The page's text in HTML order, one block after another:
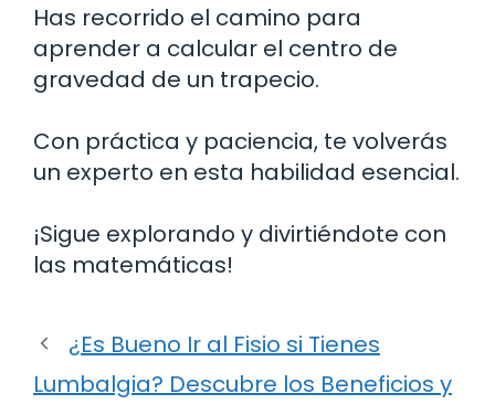
Has recorrido el camino para
aprender a calcular el centro de
gravedad de un trapecio.
Con práctica y paciencia, te volverás
un experto en esta habilidad esencial.
¡Sigue explorando y divirtiéndote con
las matemáticas!
¿Es Bueno Ir al Fisio si Tienes
Lumbalgia? Descubre los Beneficios y